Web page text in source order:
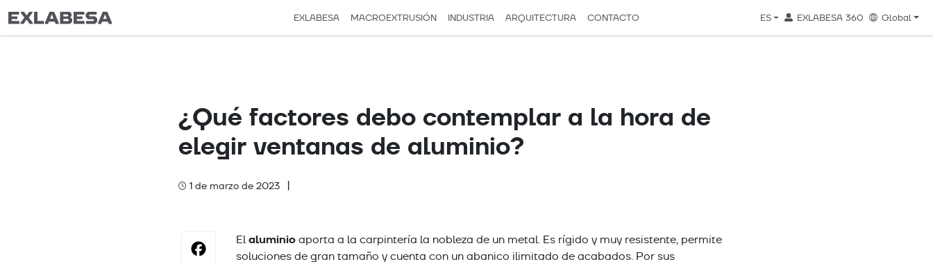
EXLABESA MACROEXTRUSIÓN INDUSTRIA ARQUITECTURA CONTACTO ES EXLABESA 360 Global
¿Qué factores debo contemplar a la hora de
elegir ventanas de aluminio?
1 de marzo de 2023 |
Categories
Facebook
Elaluminioaporta a la carpintería la nobleza de un metal. Es rígido y muy resistente, permite
soluciones de gran tamaño y cuenta con un abanico ilimitado de acabados. Por sus